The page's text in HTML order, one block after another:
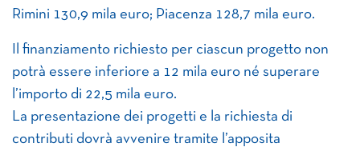
Rimini 130,9 mila euro; Piacenza 128,7 mila euro.
Il finanziamento richiesto per ciascun progetto non
potrà essere inferiore a 12 mila euro né superare
l’importo di 22,5 mila euro.
La presentazione dei progetti e la richiesta di
contributi dovrà avvenire tramite l’apposita